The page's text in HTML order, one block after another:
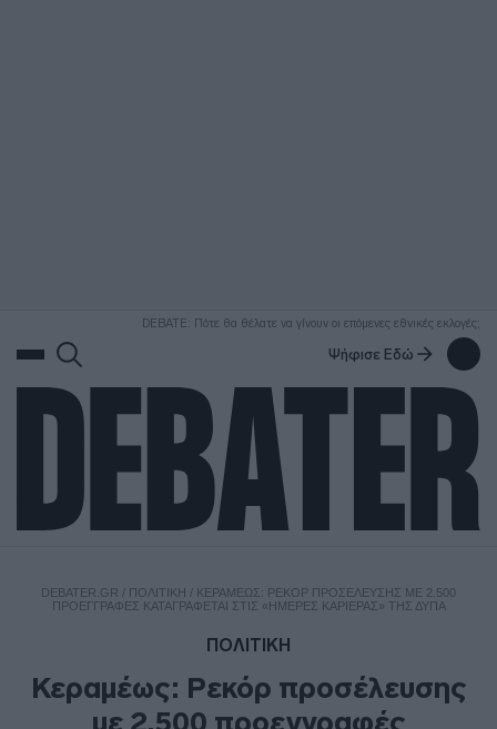
DEBATE: Πότε θα θέλατε να γίνουν οι επόμενες εθνικές εκλογές;
Ψήφισε Εδώ
DEBATER.GR / ΠΟΛΙΤΙΚΗ / ΚΕΡΑΜΈΩΣ: ΡΕΚΌΡ ΠΡΟΣΈΛΕΥΣΗΣ ΜΕ 2.500
ΠΡΟΕΓΓΡΑΦΈΣ ΚΑΤΑΓΡΆΦΕΤΑΙ ΣΤΙΣ «ΗΜΈΡΕΣ ΚΑΡΙΈΡΑΣ» ΤΗΣ ΔΥΠΑ
ΠΟΛΙΤΙΚΗ
Κεραμέως: Ρεκόρ προσέλευσης